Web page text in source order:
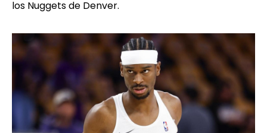
los Nuggets de Denver.